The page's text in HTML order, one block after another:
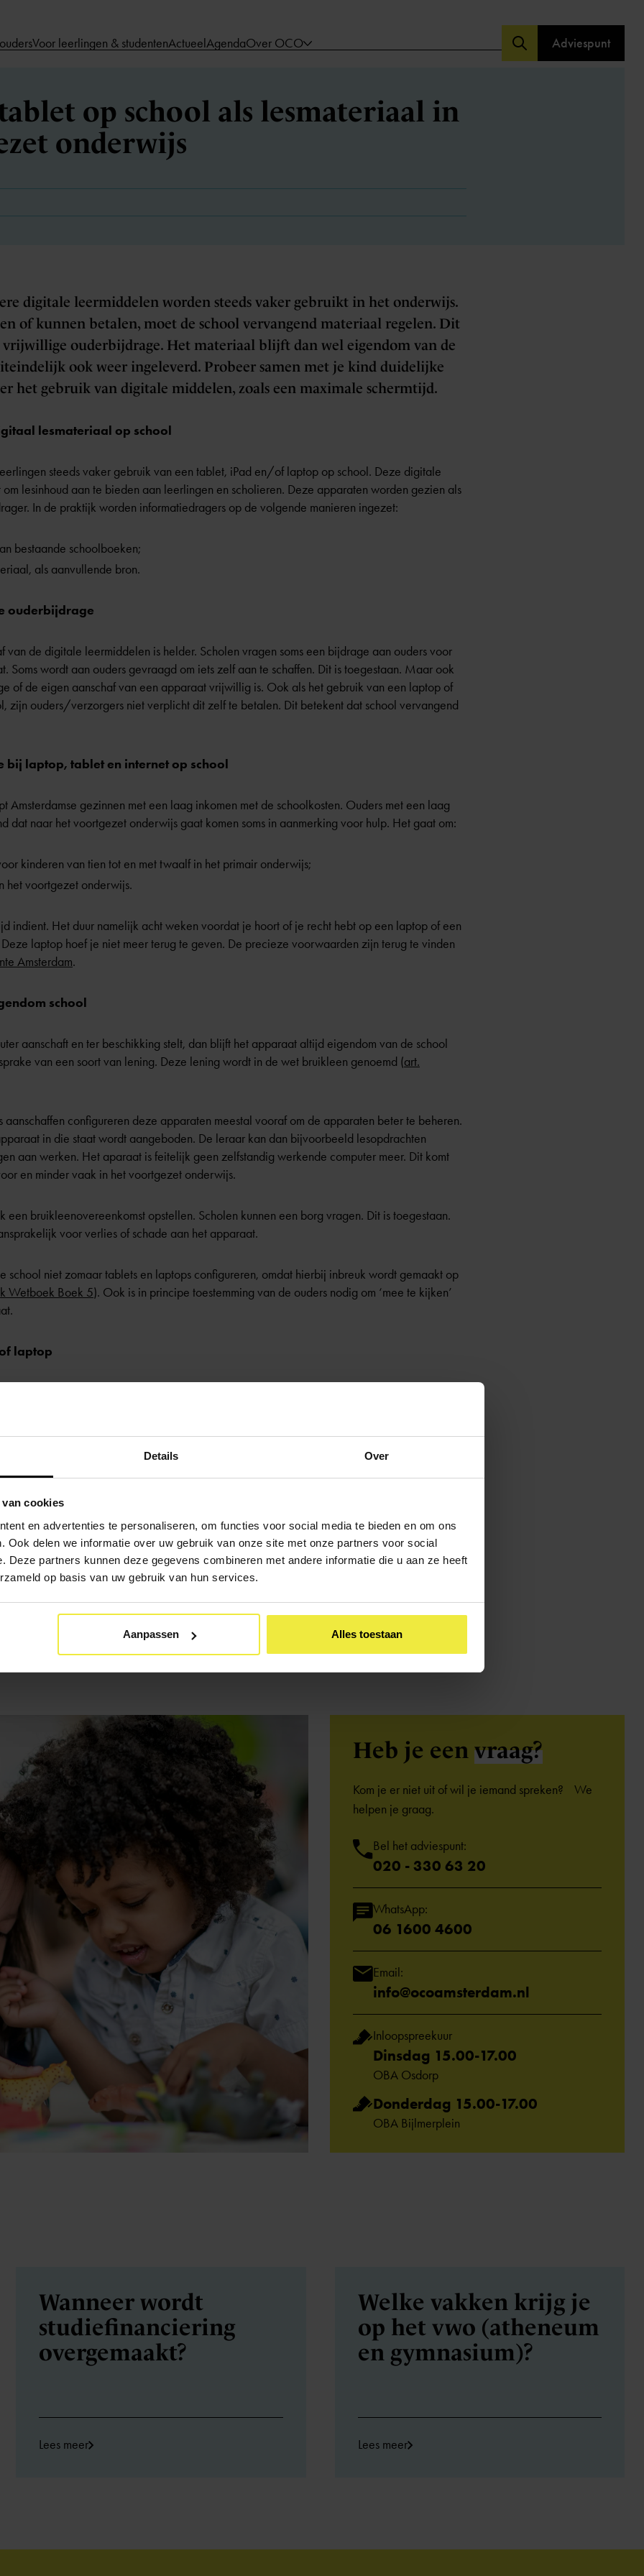
Details Over
cookies
en advertenties te personaliseren, om functies voor social media te bieden en om ons
Ook delen we informatie over uw gebruik van onze site met onze partners voor social
Deze partners kunnen deze gegevens combineren met andere informatie die u aan ze heeft
op basis van uw gebruik van hun services.
Aanpassen Alles toestaan
Voor leerlingen & studentenActueelAgendaOver OCO Adviespunt
op school als lesmateriaal in
onderwijs
digitale leermiddelen worden steeds vaker gebruikt in het onderwijs.
of kunnen betalen, moet de school vervangend materiaal regelen. Dit
ouderbijdrage. Het materiaal blijft dan wel eigendom van de
ook weer ingeleverd. Probeer samen met je kind duidelijke
het gebruik van digitale middelen, zoals een maximale schermtijd.
lesmateriaal op school
steeds vaker gebruik van een tablet, iPad en/of laptop op school. Deze digitale
lesinhoud aan te bieden aan leerlingen en scholieren. Deze apparaten worden gezien als
In de praktijk worden informatiedragers op de volgende manieren ingezet:
bestaande schoolboeken;
als aanvullende bron.
ouderbijdrage
van de digitale leermiddelen is helder. Scholen vragen soms een bijdrage aan oudersvoor
Soms wordt aan ouders gevraagd om iets zelf aan te schaffen. Dit is toegestaan. Maar ook
of de eigen aanschaf van een apparaat vrijwillig is. Ook als het gebruik van een laptop of
zijn ouders/verzorgers niet verplicht dit zelf te betalen. Dit betekent dat school vervangend
bij laptop, tablet en internet op school
Amsterdamse gezinnen met een laag inkomen met de schoolkosten. Ouders met een laag
dat naar het voortgezet onderwijs gaat komen soms in aanmerking voor hulp. Het gaat om:
kinderen van tien tot en met twaalf in het primair onderwijs;
het voortgezet onderwijs.
indient. Het duur namelijk acht weken voordat je hoort of je recht hebt op een laptop of een
laptop hoef je niet meer terug te geven. De precieze voorwaarden zijn terug te vinden
Amsterdam.
school
aanschaft en ter beschikking stelt, dan blijft het apparaat altijd eigendom van de school
van een soort van lening. Deze lening wordt in de wet bruikleen genoemd (art.
aanschaffen configureren deze apparaten meestal vooraf om de apparaten beter te beheren.
in die staat wordt aangeboden. De leraar kan dan bijvoorbeeld lesopdrachten
aan werken. Het aparaat is feitelijk geen zelfstandig werkende computer meer. Dit komt
en minder vaak in het voortgezet onderwijs.
een bruikleenovereenkomst opstellen. Scholen kunnen een borg vragen. Dit is toegestaan.
voor verlies of schade aan het apparaat.
school niet zomaar tablets en laptops configureren, omdat hierbij inbreuk wordt gemaakt op
Wetboek Boek 5). Ook is in principe toestemming van de ouders nodig om ‘mee te kijken’
laptop
zowel digitale als sociale vaardigheden ontwikkelen.
schermgebruik- en tijd op de website van hetNederlands Jeugdinstituut(NJI).
Heb je een vraag?
Kom je er niet uit of wil je iemand spreken? We
helpen je graag.
Bel het adviespunt:
020 - 330 63 20
WhatsApp:
06 1600 4600
Email:
info@ocoamsterdam.nl
Inloopspreekuur
Dinsdag 15.00-17.00
OBA Osdorp
Donderdag 15.00-17.00
OBA Bijlmerplein
Wanneer wordt
studiefinanciering
overgemaakt?
Lees meer
Welke vakken krijg je
op het vwo (atheneum
en gymnasium)?
Lees meer